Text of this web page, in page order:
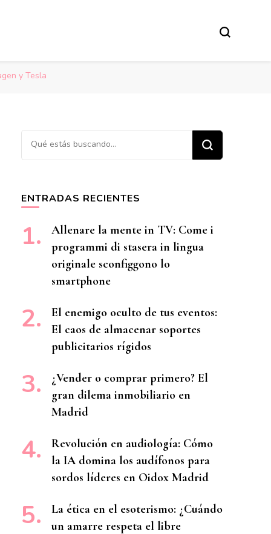
y Tesla
¿Buscas algo?
ENTRADAS RECIENTES
Allenare la mente in TV: Come i
programmi di stasera in lingua
originale sconfiggono lo
smartphone
El enemigo oculto de tus eventos:
El caos de almacenar soportes
publicitarios rígidos
¿Vender o comprar primero? El
gran dilema inmobiliario en
Madrid
Revolución en audiología: Cómo
la IA domina los audífonos para
sordos líderes en Oidox Madrid
La ética en el esoterismo: ¿Cuándo
un amarre respeta el libre